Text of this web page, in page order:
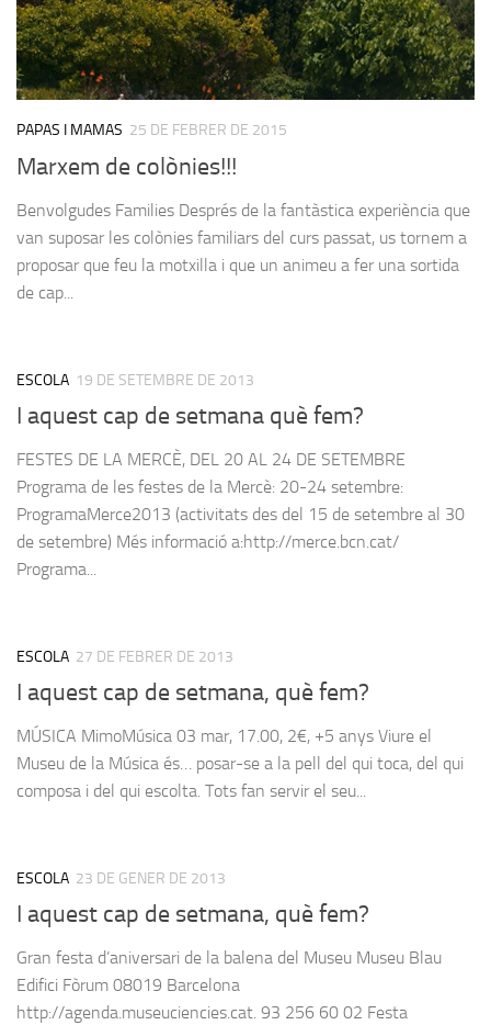
PAPAS I MAMAS 25 DE FEBRER DE 2015
Marxem de colònies!!!
Benvolgudes Families Després de la fantàstica experiència que
van suposar les colònies familiars del curs passat, us tornem a
proposar que feu la motxilla i que un animeu a fer una sortida
de cap...
ESCOLA 19 DE SETEMBRE DE 2013
I aquest cap de setmana què fem?
FESTES DE LA MERCÈ, DEL 20 AL 24 DE SETEMBRE
Programa de les festes de la Mercè: 20-24 setembre:
ProgramaMerce2013 (activitats des del 15 de setembre al 30
de setembre) Més informació a:http://merce.bcn.cat/
Programa...
ESCOLA 27 DE FEBRER DE 2013
I aquest cap de setmana, què fem?
MÚSICA MimoMúsica 03 mar, 17.00, 2€, +5 anys Viure el
Museu de la Música és… posar-se a la pell del qui toca, del qui
composa i del qui escolta. Tots fan servir el seu...
ESCOLA 23 DE GENER DE 2013
I aquest cap de setmana, què fem?
Gran festa d’aniversari de la balena del Museu Museu Blau
Edifici Fòrum 08019 Barcelona
http://agenda.museuciencies.cat. 93 256 60 02 Festa